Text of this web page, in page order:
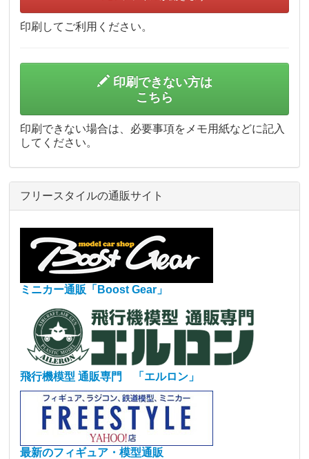
印刷してご利用ください。
印刷できない方は
こちら
印刷できない場合は、必要事項をメモ用紙などに記入
してください。
フリースタイルの通販サイト
ミニカー通販「Boost Gear」
飛行機模型 通販専門 「エルロン」
最新のフィギュア・模型通販